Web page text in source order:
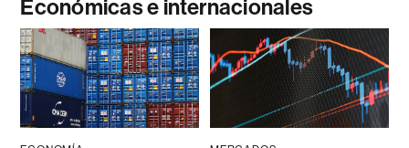
Económicas e internacionales